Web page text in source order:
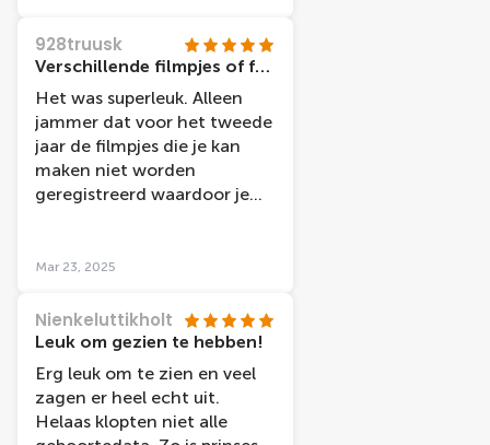
928truusk
Verschillende filmpjes of foto's die je kan maken deden het ook niet.
Het was superleuk. Alleen
jammer dat voor het tweede
jaar de filmpjes die je kan
maken niet worden
geregistreerd waardoor je
Mar 23, 2025
Nienkeluttikholt
Leuk om gezien te hebben!
Erg leuk om te zien en veel
zagen er heel echt uit.
Helaas klopten niet alle